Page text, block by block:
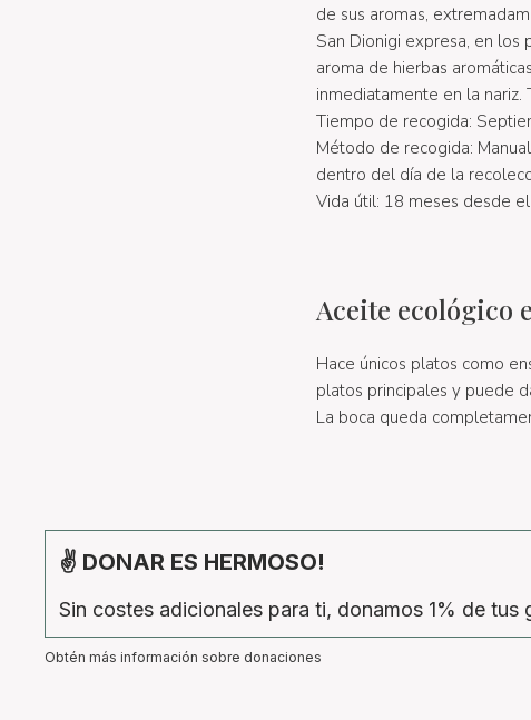
de sus aromas,
San Dionigi expresa, en los
aroma de hierbas
inmediatamente en la
Tiempo de recogida:
Método de recogida:
dentro del día de la
Vida útil: 18 meses desde
Aceite ecológico
Hace únicos platos como
platos principales y puede
La boca queda
✌ DONAR ES HERMOSO!
Sin costes adicionales para ti, donamos 1% de
Obtén más información sobre donaciones